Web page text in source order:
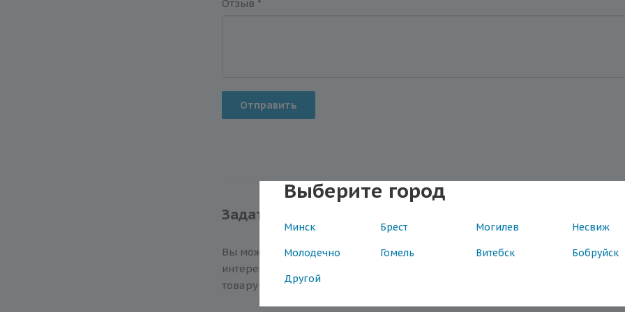
Выберите город
Минск Брест Могилев Несвиж
Молодечно Гомель Витебск Бобруйск
Другой
Отзыв *
Отправить
Задать вопрос
Вы можете задать любой
интересующий вас вопрос по
товару или работе магазина.
Вопрос